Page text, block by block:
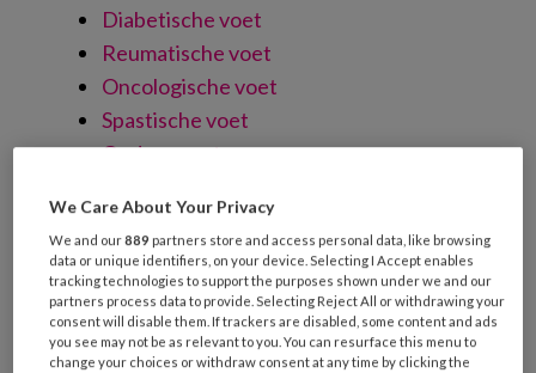
Diabetische voet
Reumatische voet
Oncologische voet
Spastische voet
Oudere voet
Specialistische technieken
Nagelreparatie
Nagelregulatie
Orthese
Vilttechniek
We Care About Your Privacy
We and our889 partners store and access personal data, like browsing
data or unique identifiers, on your device. Selecting I Accept enables
tracking technologies to support the purposes shown under we and our
partners process data to provide. Selecting Reject All or withdrawing your
consent will disable them. If trackers are disabled, some content and ads
you see may not be as relevant to you. You can resurface this menu to
change your choices or withdraw consent at any time by clicking the